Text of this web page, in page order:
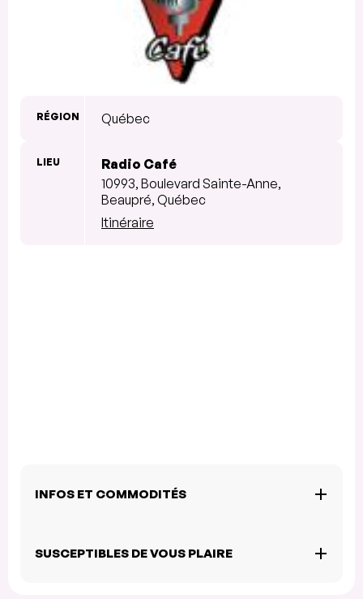
RÉGION Québec
LIEU
Radio Café
10993, Boulevard Sainte-Anne,
Beaupré, Québec
Itinéraire
INFOS ET COMMODITÉS
SUSCEPTIBLES DE VOUS PLAIRE